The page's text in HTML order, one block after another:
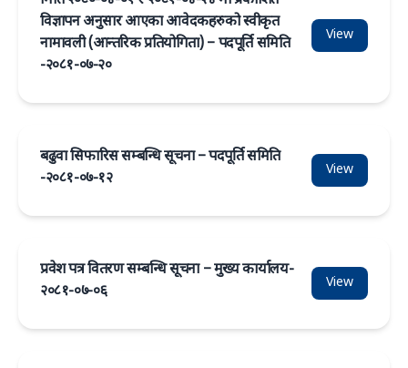
विज्ञापन अनुसार आएका आवेदकहरुको स्वीकृत
नामावली (आन्तरिक प्रतियोगिता) – पदपूर्ति समिति
-२०८१-०७-२०
View
बढुवा सिफारिस सम्बन्धि सूचना – पदपूर्ति समिति
-२०८१-०७-१२
View
प्रवेश पत्र वितरण सम्बन्धि सूचना – मुख्य कार्यालय-
२०८१-०७-०६
View